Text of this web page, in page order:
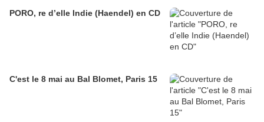
PORO, re d’elle Indie (Haendel) en CD
C'est le 8 mai au Bal Blomet, Paris 15